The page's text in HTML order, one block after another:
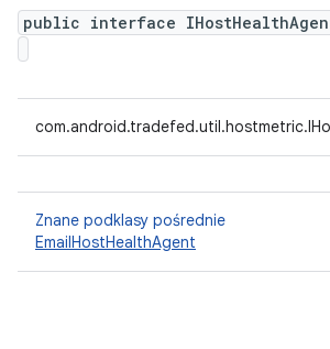
public interface
Znane podklasy pośrednie
EmailHostHealthAgent